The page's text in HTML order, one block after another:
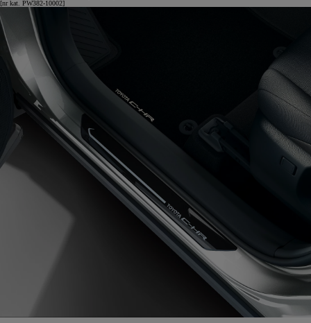
[nr kat. PW382-10002]